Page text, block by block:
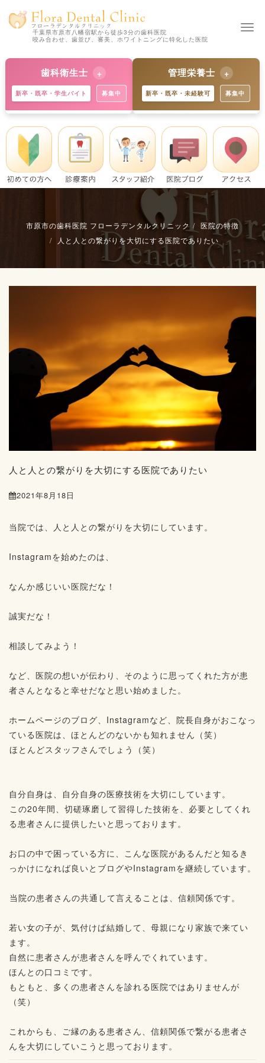
千葉県市原市八幡宿駅から徒歩3分の歯科医院
咬み合わせ、歯並び、審美、ホワイトニングに特化した医院
歯科衛生士
新卒・既卒・学生バイト 募集中
独自の教育制度で着実にスキル
アップ。学生バイトも歓迎で
す。※既卒・中途の方も大歓
迎。
管理栄養士
新卒・既卒・未経験可 募集中
歯科と食育のプロへ。未経験か
らでも丁寧に指導します。※既
卒・中途の方も募集中。
詳細を見る
市原市の歯科医院 フローラデンタルクリニック
医院の特徴
人と人との繋がりを大切にする医院でありたい
人と人との繋がりを大切にする医院でありたい
2021年8月18日
当院では、人と人との繋がりを大切にしています。⁡
Instagramを始めたのは、⁡
なんか感じいい医院だな！⁡
誠実だな！⁡
相談してみよう！⁡
など、医院の想いが伝わり、そのように思ってくれた方が患
者さんとなると幸せだなと思い始めました。⁡
ホームページのブログ、Instagramなど、院長自身がおこなっ
ている医院は、ほとんどのないかも知れません（笑）⁡
⁡ほとんどスタッフさんでしょう（笑）⁡
自分自身は、自分自身の医療技術を大切にしています。⁡
⁡この20年間、切磋琢磨して習得した技術を、必要としてくれ
る患者さんに提供したいと思っております。⁡
お口の中で困っている方に、こんな医院があるんだと知るき
っかけになれば良いとブログやInstagramを継続しています。
⁡当院の患者さんの共通して言えることは、信頼関係です。⁡
若い女の子が、気付けば結婚して、母親になり家族で来てい
ます。⁡⁡
自然に患者さんが患者さんを呼んでくれています。⁡
ほんとの口コミです。⁡
もともと、多くの患者さんを診れる医院ではありませんが
（笑）
これからも、ご縁のある患者さん、信頼関係で繋がる患者さ
んを大切にしていこうと思っております。⁡